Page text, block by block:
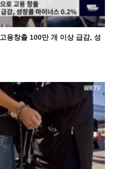
용창출 100만 개 이상 급감, 성